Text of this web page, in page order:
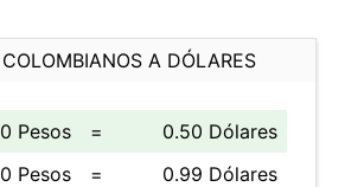
A DÓLARES
Pesos =
0.50 Dólares
Pesos
=
0.99 Dólares